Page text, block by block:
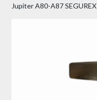
Jupiter A80-A87 SEGUREX